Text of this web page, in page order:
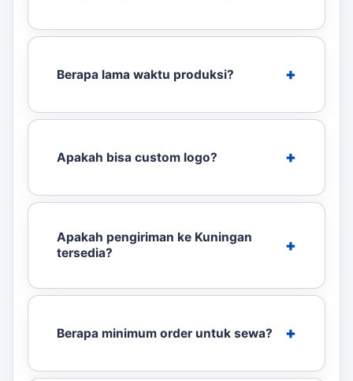
Berapa lama waktu produksi?
Apakah bisa custom logo?
Apakah pengiriman ke Kuningan
tersedia?
Berapa minimum order untuk sewa?